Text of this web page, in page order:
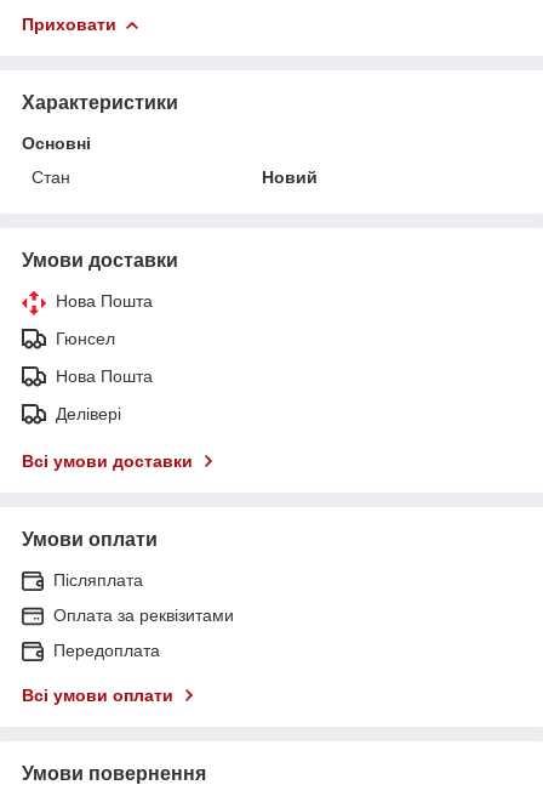
Приховати
Характеристики
Основні
Стан
Новий
Умови доставки
Нова Пошта
Гюнсел
Нова Пошта
Делівері
Всі умови доставки
Умови оплати
Післяплата
Оплата за реквізитами
Передоплата
Всі умови оплати
Умови повернення